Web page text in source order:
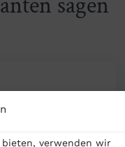
verwenden wir
vollstens